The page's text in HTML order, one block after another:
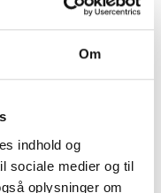
Om
indhold og
sociale medier og til
oplysninger om
kan forekomme
fordi
er langt lavere end
vedtaget mange år
i den
ikke være formelt
at justere
ejendomsskatten